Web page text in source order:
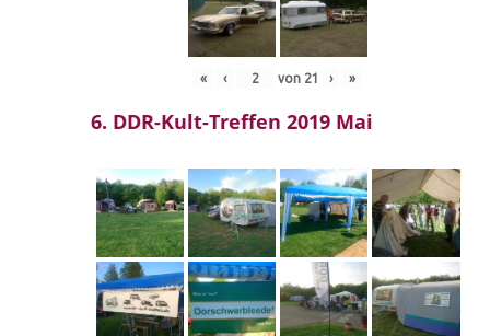
« ‹ von 21 › »
6. DDR-Kult-Treffen 2019 Mai